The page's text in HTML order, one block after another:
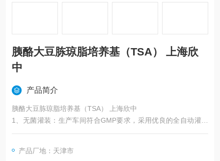
胰酪大豆胨琼脂培养基（TSA） 上海欣
中
产品简介
胰酪大豆胨琼脂培养基（TSA） 上海欣中
1、无菌灌装：生产车间符合GMP要求，采用优良的全自动灌装
线进行生产。
87，保证产品从原料到成品的质量控制。
产品厂地：天津市